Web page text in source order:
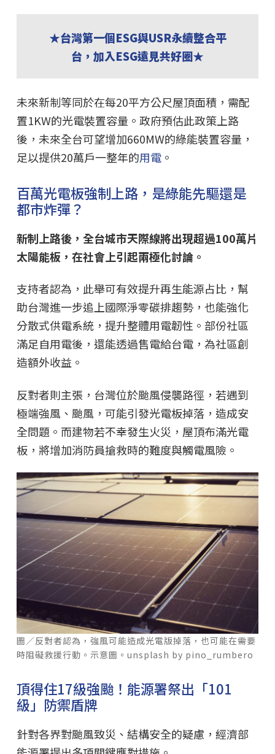
★台灣第一個ESG與USR永續整合平
台，加入ESG遠見共好圈★
未來新制等同於在每20平方公尺屋頂面積，需配
置1KW的光電裝置容量。政府預估此政策上路
後，未來全台可望增加660MW的綠能裝置容量，
足以提供20萬戶一整年的用電。
百萬光電板強制上路，是綠能先驅還是
都市炸彈？
新制上路後，全台城市天際線將出現超過100萬片
太陽能板，在社會上引起兩極化討論。
支持者認為，此舉可有效提升再生能源占比，幫
助台灣進一步追上國際淨零碳排趨勢，也能強化
分散式供電系統，提升整體用電韌性。部份社區
滿足自用電後，還能透過售電給台電，為社區創
造額外收益。
反對者則主張，台灣位於颱風侵襲路徑，若遇到
極端強風、颱風，可能引發光電板掉落，造成安
全問題。而建物若不幸發生火災，屋頂布滿光電
板，將增加消防員搶救時的難度與觸電風險。
圖／反對者認為，強風可能造成光電版掉落，也可能在需要
時阻礙救援行動。示意圖。unsplash by pino_rumbero
頂得住17級強颱！能源署祭出「101
級」防禦盾牌
針對各界對颱風致災、結構安全的疑慮，經濟部